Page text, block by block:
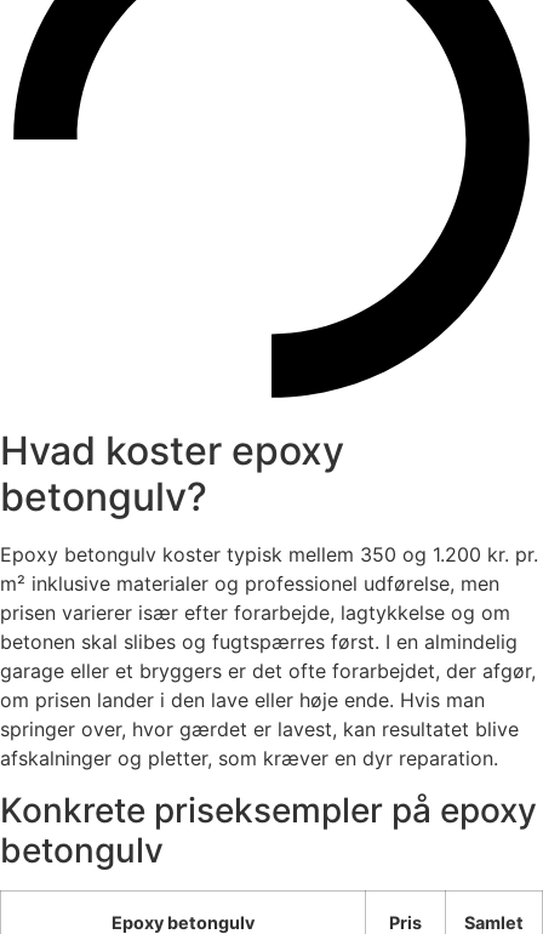
Hvad koster epoxy
betongulv?
Epoxy betongulv koster typisk mellem 350 og 1.200 kr. pr.
m² inklusive materialer og professionel udførelse, men
prisen varierer især efter forarbejde, lagtykkelse og om
betonen skal slibes og fugtspærres først. I en almindelig
garage eller et bryggers er det ofte forarbejdet, der afgør,
om prisen lander i den lave eller høje ende. Hvis man
springer over, hvor gærdet er lavest, kan resultatet blive
afskalninger og pletter, som kræver en dyr reparation.
Konkrete priseksempler på epoxy
betongulv
Epoxy betongulv
Pris
Samlet